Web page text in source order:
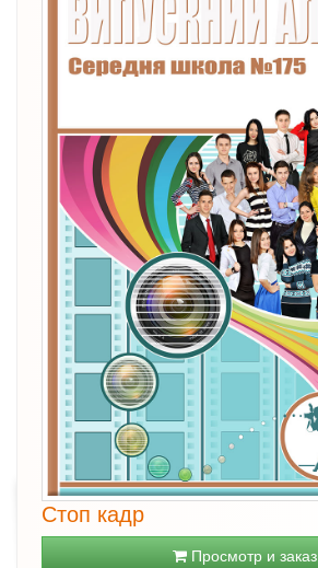
Стоп кадр
Просмотр и заказ